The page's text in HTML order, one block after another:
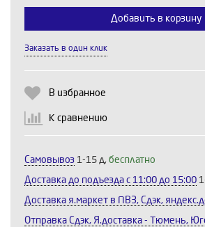
Добавить в корзину
Заказать в один клик
В избранное
К сравнению
Самовывоз 1-15 д, бесплатно
Доставка до подъезда c 11:00 до 15:00
Доставка я.маркет в ПВЗ, Сдэк,
Отправка Сдэк, Я.доставка - Тюмень,